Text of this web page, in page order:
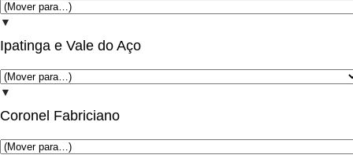
▼
Ipatinga e Vale do Aço
▼
Coronel Fabriciano